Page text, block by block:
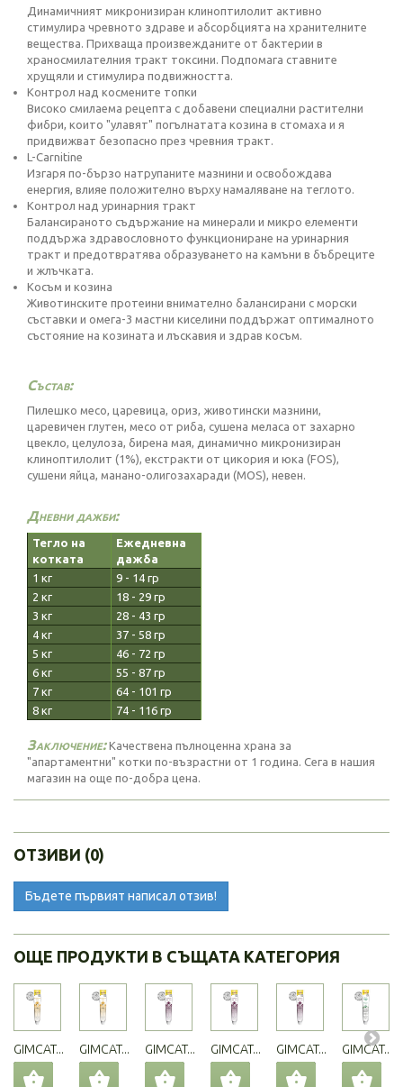
Динамичният микронизиран клиноптилолит активно
стимулира чревното здраве и абсорбцията на хранителните
вещества. Прихваща произвежданите от бактерии в
храносмилателния тракт токсини. Подпомага ставните
хрущяли и стимулира подвижността.
Контрол над космените топки
Високо смилаема рецепта с добавени специални растителни
фибри, които "улавят" погълнатата козина в стомаха и я
придвижват безопасно през чревния тракт.
L-Carnitine
Изгаря по-бързо натрупаните мазнини и освобождава
енергия, влияе положително върху намаляване на теглото.
Контрол над уринарния тракт
Балансираното съдържание на минерали и микро елементи
поддържа здравословното функциониране на уринарния
тракт и предотвратява образуването на камъни в бъбреците
и жлъчката.
Косъм и козина
Животинските протеини внимателно балансирани с морски
съставки и омега-3 мастни киселини поддържат оптималното
състояние на козината и лъскавия и здрав косъм.
Състав:
Пилешко месо, царевица, ориз, животински мазнини,
царевичен глутен, месо от риба, сушена меласа от захарно
цвекло, целулоза, бирена мая, динамично микронизиран
клиноптилолит (1%), екстракти от цикория и юка (FOS),
сушени яйца, манано-олигозахаради (MOS), невен.
Дневни дажби:
Тегло на
котката
Ежедневна
дажба
1 кг
9 - 14 гр
2 кг
18 - 29 гр
3 кг
28 - 43 гр
4 кг
37 - 58 гр
5 кг
46 - 72 гр
6 кг
55 - 87 гр
7 кг
64 - 101 гр
8 кг
74 - 116 гр
Заключение:Качествена пълноценна храна за
"апартаментни" котки по-възрастни от 1 година. Сега в нашия
магазин на още по-добра цена.
ОТЗИВИ (0)
Бъдете първият написал отзив!
ОЩЕ ПРОДУКТИ В СЪЩАТА КАТЕГОРИЯ
GIMCAT... GIMCAT... GIMCAT... GIMCAT... GIMCAT... GIMCAT...